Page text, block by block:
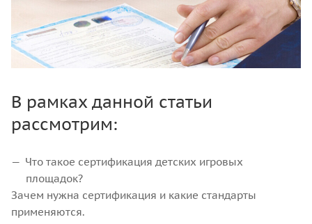
В рамках данной статьи
рассмотрим:
Что такое сертификация детских игровых
площадок?
Зачем нужна сертификация и какие стандарты
применяются.